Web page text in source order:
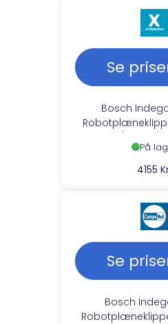
Se
Bosch
På
4155
Se
Bosch